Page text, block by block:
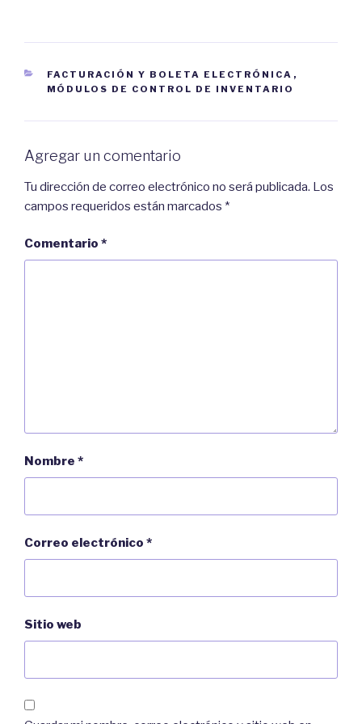
r
n
u
n
e
n
u
e
v
a
e
r
e
e
n
n
n
a
n
u
a
CATEGORIES
FACTURACIÓN Y BOLETA ELECTRÓNICA ,
MÓDULOS DE CONTROL DE INVENTARIO
Agregar un comentario
Tu dirección de correo electrónico no será publicada. Los
campos requeridos están marcados *
Comentario *
Nombre *
Correo electrónico *
Sitio web